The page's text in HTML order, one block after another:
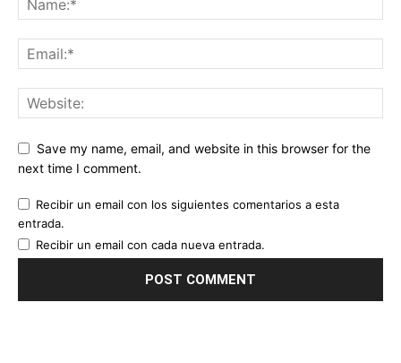
Save my name, email, and website in this browser for the
next time I comment.
Recibir un email con los siguientes comentarios a esta
entrada.
Recibir un email con cada nueva entrada.